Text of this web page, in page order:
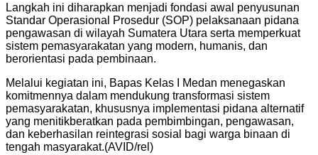
Langkah ini diharapkan menjadi fondasi awal penyusunan
Standar Operasional Prosedur (SOP) pelaksanaan pidana
pengawasan di wilayah Sumatera Utara serta memperkuat
sistem pemasyarakatan yang modern, humanis, dan
berorientasi pada pembinaan.
Melalui kegiatan ini, Bapas Kelas I Medan menegaskan
komitmennya dalam mendukung transformasi sistem
pemasyarakatan, khususnya implementasi pidana alternatif
yang menitikberatkan pada pembimbingan, pengawasan,
dan keberhasilan reintegrasi sosial bagi warga binaan di
tengah masyarakat.(AVID/rel)